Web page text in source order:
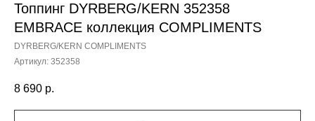
Топпинг DYRBERG/KERN 352358
EMBRACE коллекция COMPLIMENTS
DYRBERG/KERN COMPLIMENTS
Артикул: 352358
8 690 р.